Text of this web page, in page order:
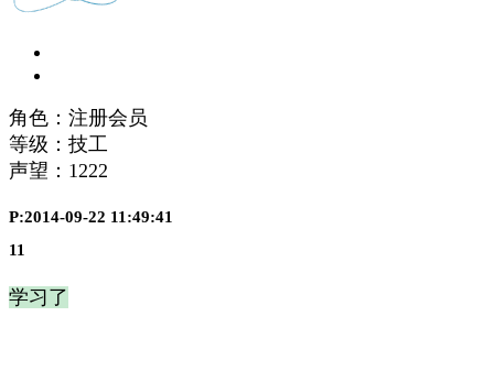
角色：注册会员
等级：技工
声望： 1222
P:2014-09-22 11:49:41
11
学习了